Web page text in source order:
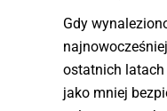
Gdy
ostatnich latach
jako mniej